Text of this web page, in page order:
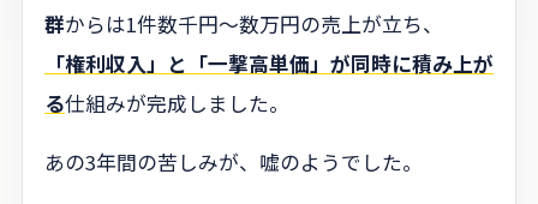
群からは1件数千円〜数万円の売上が立ち、
「権利収入」と「一撃高単価」が同時に積み上が
る仕組みが完成しました。
あの3年間の苦しみが、嘘のようでした。